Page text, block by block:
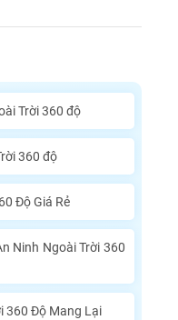
Trời 360 độ
360 độ
Độ Giá Rẻ
Ninh Ngoài Trời 360
360 Độ Mang Lại